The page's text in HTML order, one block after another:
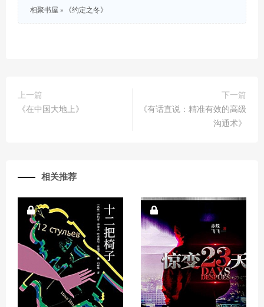
相聚书屋 » 《约定之冬》
上一篇
《在中国大地上》
下一篇
《有话直说：精准有效的高级
沟通术》
相关推荐